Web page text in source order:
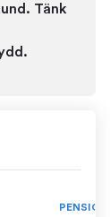
Tänk
PENSION